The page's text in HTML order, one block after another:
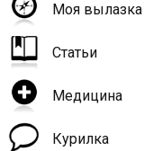
Моя
Статьи
Медицина
Курилка